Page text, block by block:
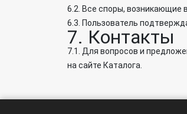
6.2. Все споры, возникающие
6.3. Пользователь
7. Контакты
7.1. Для вопросов и
на сайте Каталога.